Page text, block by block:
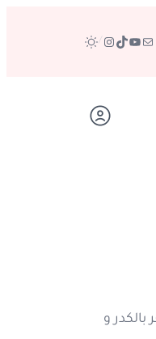
بريديوتيوب
تيك توكإنستجرام
/
و